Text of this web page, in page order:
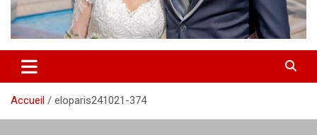
Accueil eloparis241021-374